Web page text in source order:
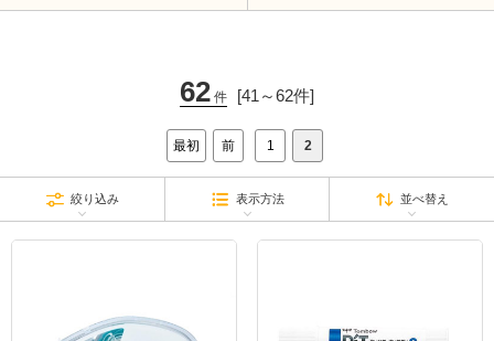
62 件 [41～62件]
最初 前 1 2
絞り込み 表示方法 並べ替え